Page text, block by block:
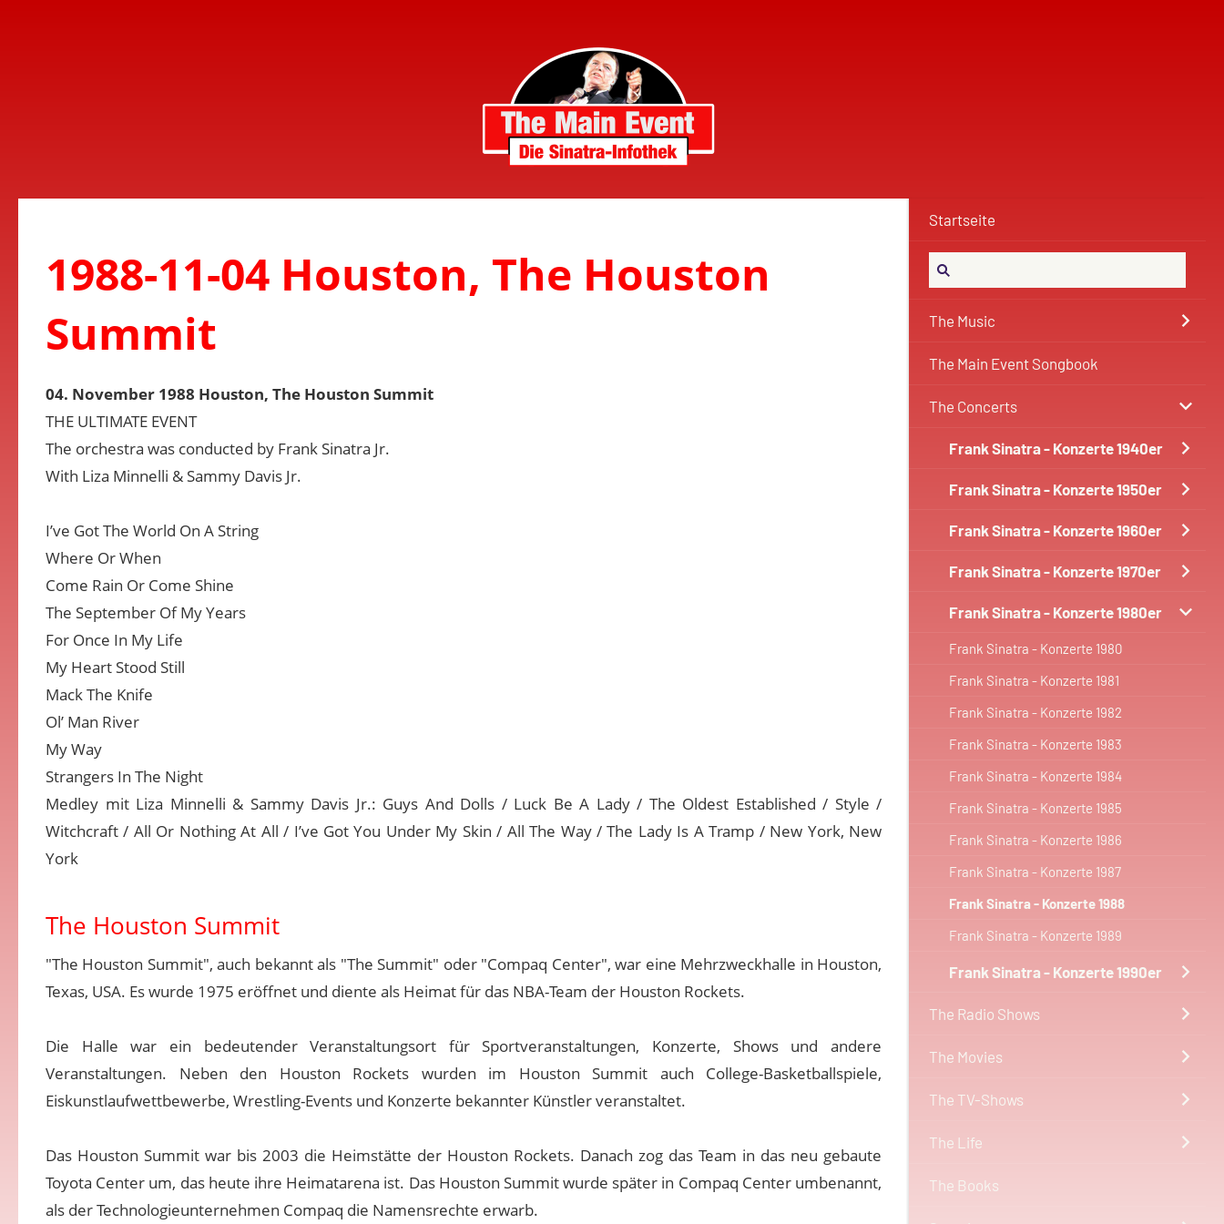
Startseite
The Music
The Main Event Songbook
The Concerts
Frank Sinatra - Konzerte 1940er
Frank Sinatra - Konzerte 1950er
Frank Sinatra - Konzerte 1960er
Frank Sinatra - Konzerte 1970er
Frank Sinatra - Konzerte 1980er
Frank Sinatra - Konzerte 1980
Frank Sinatra - Konzerte 1981
Frank Sinatra - Konzerte 1982
Frank Sinatra - Konzerte 1983
Frank Sinatra - Konzerte 1984
Frank Sinatra - Konzerte 1985
Frank Sinatra - Konzerte 1986
Frank Sinatra - Konzerte 1987
Frank Sinatra - Konzerte 1988
Frank Sinatra - Konzerte 1989
Frank Sinatra - Konzerte 1990er
The Radio Shows
The Movies
The TV-Shows
The Life
The Books
1988-11-04 Houston, The Houston
Summit
04. November 1988 Houston, The Houston Summit
THE ULTIMATE EVENT
The orchestra was conducted by Frank Sinatra Jr.
With Liza Minnelli & Sammy Davis Jr.
I’ve Got The World On A String
Where Or When
Come Rain Or Come Shine
The September Of My Years
For Once In My Life
My Heart Stood Still
Mack The Knife
Ol’ Man River
My Way
Strangers In The Night
Medley mit Liza Minnelli & Sammy Davis Jr.: Guys And Dolls / Luck Be A Lady / The Oldest Established / Style /
Witchcraft / All Or Nothing At All / I’ve Got You Under My Skin / All The Way / The Lady Is A Tramp / New York, New
York
The Houston Summit
"The Houston Summit", auch bekannt als "The Summit" oder "Compaq Center", war eine Mehrzweckhalle in Houston,
Texas, USA. Es wurde 1975 eröffnet und diente als Heimat für das NBA-Team der Houston Rockets.
Die Halle war ein bedeutender Veranstaltungsort für Sportveranstaltungen, Konzerte, Shows und andere
Veranstaltungen. Neben den Houston Rockets wurden im Houston Summit auch College-Basketballspiele,
Eiskunstlaufwettbewerbe, Wrestling-Events und Konzerte bekannter Künstler veranstaltet.
Das Houston Summit war bis 2003 die Heimstätte der Houston Rockets. Danach zog das Team in das neu gebaute
Toyota Center um, das heute ihre Heimatarena ist. Das Houston Summit wurde später in Compaq Center umbenannt,
als der Technologieunternehmen Compaq die Namensrechte erwarb.